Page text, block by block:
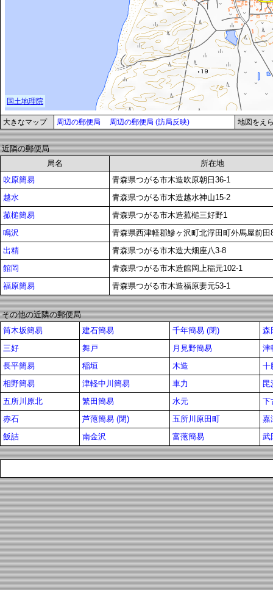
大きなマップ 周辺の郵便局 周辺の郵便局 (訪局反映) 地図をえ
近隣の郵便局
局名
所在地
吹原簡易
青森県つがる市木造吹原朝日36-1
越水
青森県つがる市木造越水神山15-2
菰槌簡易
青森県つがる市木造菰槌三好野1
鳴沢
青森県西津軽郡鰺ヶ沢町北浮田町外馬屋前田
出精
青森県つがる市木造大畑座八3-8
館岡
青森県つがる市木造館岡上稲元102-1
福原簡易
青森県つがる市木造福原妻元53-1
その他の近隣の郵便局
筒木坂簡易
建石簡易 千年簡易 (閉)
森
三好
舞戸 月見野簡易
津
長平簡易
稲垣 木造
十
相野簡易
津軽中川簡易 車力
毘
五所川原北
繁田簡易 水元
下
赤石
芦萢簡易 (閉) 五所川原田町
嘉
飯詰
南金沢 富萢簡易 武